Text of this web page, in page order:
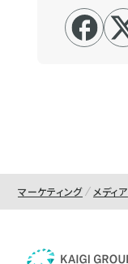
マーケティング メディア